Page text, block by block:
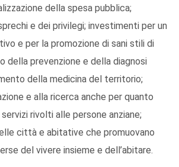
della spesa pubblica;
e dei privilegi; investimenti per un
e per la promozione di sani stili di
della prevenzione e della diagnosi
della medicina del territorio;
e alla ricerca anche per quanto
rivolti alle persone anziane;
città e abitative che promuovano
del vivere insieme e dell’abitare.